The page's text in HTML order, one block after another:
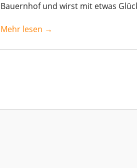
Bauernhof und wirst mit etwas
Mehr lesen →